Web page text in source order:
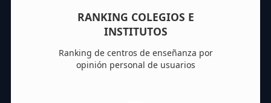
RANKING COLEGIOS E
INSTITUTOS
Ranking de centros de enseñanza por
opinión personal de usuarios